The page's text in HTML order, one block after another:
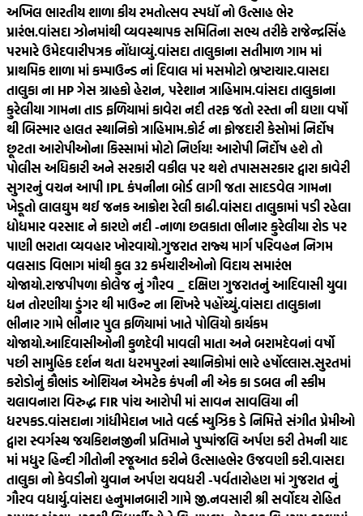
અખિલ ભારતીય શાળા કીય રમતોત્સવ સ્પધૉ નો ઉત્સાહ ભેર
પ્રારંભ.વાંસદા ઝોનમાંથી વ્યવસ્થાપક સમિતિના સભ્ય તરીકે રાજેન્દ્રસિંહ
પરમારે ઉમેદવારીપત્રક નોંધાવ્યું.વાંસદા તાલુકાના સતીમાળ ગામ માં
પ્રાથમિક શાળા માં કમ્પાઉન્ડ નાં દિવાલ માં મસમોટો ભ્રષ્ટાચાર.વાસદા
તાલુકા ના HP ગેસ ગ્રાહકો હેરાન, પરેશાન ત્રાહિમામ.વાંસદા તાલુકાના
કુરેલીયા ગામના તાડ ફળિયામાં કાવેરા નદી તરફ જતો રસ્તા ની ઘણા વર્ષો
થી બિસ્માર હાલત સ્થાનિકો ત્રાહિમામ.કોર્ટ ના ફોજદારી કેસોમાં નિર્દોષ
છૂટતા આરોપીઓના કિસ્સામાં મોટો નિર્ણય! આરોપી નિર્દોષ હશે તો
પોલીસ અધિકારી અને સરકારી વકીલ પર થશે તપાસસરકાર દ્વારા કાવેરી
સુગરનું વચન આપી IPL કંપનીના બોર્ડ લાગી જતા સાદડવેલ ગામના
ખેડૂતો લાલઘુમ થઈ જનક આક્રોશ રેલી કાઢી.વાંસદા તાલુકામાં પડી રહેલા
ધોધમાર વરસાદ ને કારણે નદી -નાળા છલકાતા ભીનાર કુરેલીયા રોડ પર
પાણી ભરાતા વ્યવહાર ખોરવાયો.ગુજરાત રાજ્ય માર્ગ પરિવહન નિગમ
વલસાડ વિભાગ માંથી કુલ 32 કર્મચારીઓનો વિદાય સમારંભ
યોજાયો.રાજપીપળા કોલેજ નું ગૌરવ _ દક્ષિણ ગુજરાતનું આદિવાસી યુવા
ધન તોરણીયા ડુંગર થી માઉન્ટ ના શિખરે પહોંચ્યું.વાંસદા તાલુકાના
ભીનાર ગામે ભીનાર પુલ ફળિયામાં ખાતે પોલિયો કાર્યકમ
યોજાયો.આદિવાસીઓની કુળદેવી માવલી માતા અને બરામદેવનાં વર્ષો
પછી સામુહિક દર્શન થતા ધરમપુરનાં સ્થાનિકોમાં ભારે હર્ષોલ્લાસ.સુરતમાં
કરોડોનું કૌભાંડ ઓશિયન એમટેક કંપની ની એક કા ડબલ ની સ્કીમ
ચલાવનારા વિરુદ્ધ FIR પાંચ આરોપી માં સાવન સાવલિયા ની
ધરપકડ.વાંસદાના ગાંધીમેદાન ખાતે વર્લ્ડ મ્યુઝિક ડે નિમિત્તે સંગીત પ્રેમીઓ
દ્વારા સ્વર્ગસ્થ જયકિશનજીની પ્રતિમાને પુષ્પાંજલિ અર્પણ કરી તેમની યાદ
માં મધુર હિન્દી ગીતોની રજૂઆત કરીને ઉત્સાહભેર ઉજવણી કરી.વાસદા
તાલુકા નો કેવડીનો યુવાન અર્પણ ચવધરી -પર્વતારોહણ માં ગુજરાત નું
ગૌરવ વધાર્યુ.વાંસદા હનુમાનબારી ગામે જી.નવસારી શ્રી સર્વોદય રોહિત